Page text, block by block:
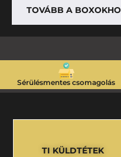
TOVÁBB A
Sérülésmentes csomagolás
TI KÜLDTÉTEK